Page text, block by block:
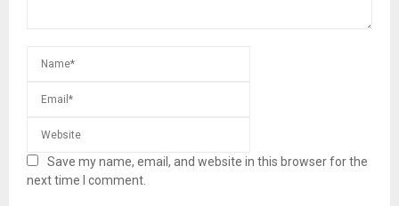
Save my name, email, and website in this browser for the
next time I comment.